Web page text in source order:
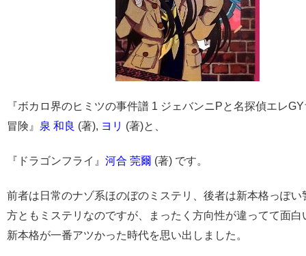
『ボカロ界のヒミツの事件譜 1 ジェバンニPと名探偵エレ
冒険』 泉 和良 (著), ヨリ (著)と、
『ドラゴンフライ』 河合 莞爾 (著) です。
前者は日常のナゾ系ほのぼのミステリ、後者は新本格っぽい
方ともミステリなのですが、まったく方向性が違ってて面白
新本格が一番アツかった時代を思い出しました。